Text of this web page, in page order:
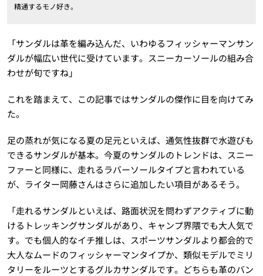
精通するモノ好き。
「サンダルは革を編み込んだ、いわゆるフィッシャーマンサン
ダルが幅広い世代に受けています。スニーカーソールの組み合
わせが旬ですね」
これを踏まえて、この記事ではサンダルの傑作に目を向けてみ
た。
足の蒸れが気になる夏の足元といえば、通気性抜群で水遊びも
できるサンダルが基本。今夏のサンダルのトレンドは、スニー
ファーと同様に、走れるラバーソールタイプと言われている
が、ライター岡藤さんはさらに追加したい項目があるそう。
「走れるサンダルといえば、路面状況を問わずアクティブに動
けるトレッキングサンダルがあり、キャンプ界隈でも大人気で
す。でも個人的なイチ推しは、スポーツサンダルより都会的で
大人なムードのフィッシャーマンタイプか、類似モデルでミリ
タリーをルーツとするグルカサンダルです。どちらも革のバン